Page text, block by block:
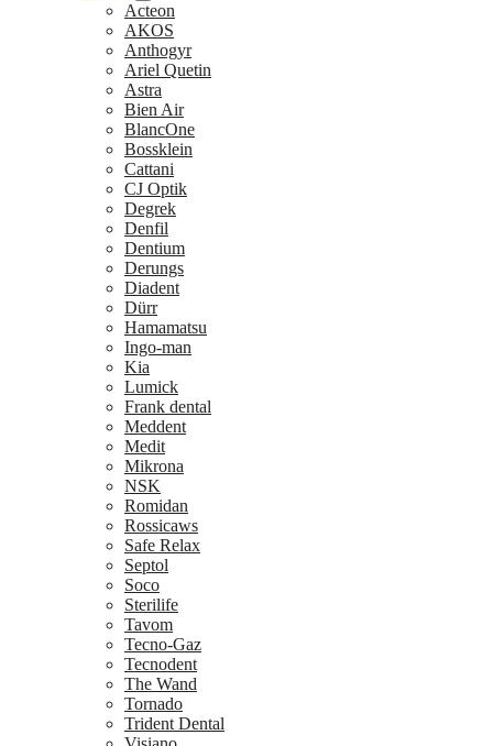
Acteon
AKOS
Anthogyr
Ariel Quetin
Astra
Bien Air
BlancOne
Bossklein
Cattani
CJ Optik
Degrek
Denfil
Dentium
Derungs
Diadent
Dürr
Hamamatsu
Ingo-man
Kia
Lumick
Frank dental
Meddent
Medit
Mikrona
NSK
Romidan
Rossicaws
Safe Relax
Septol
Soco
Sterilife
Tavom
Tecno-Gaz
Tecnodent
The Wand
Tornado
Trident Dental